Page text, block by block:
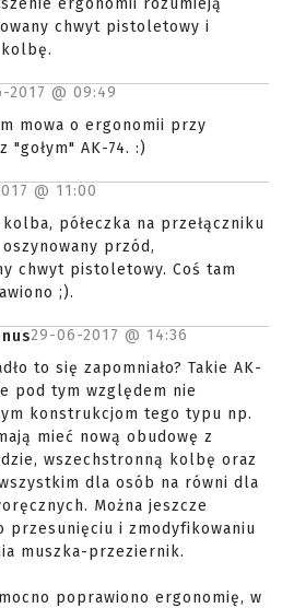
ergonomii rozumieją
chwyt pistoletowy i
2017 @ 09:49
mowa o ergonomii przy
"gołym" AK-74. :)
@ 11:00
półeczka na przełączniku
przód,
chwyt pistoletowy. Coś tam
;).
29-06-2017 @ 14:36
to się zapomniało? Takie AK-
pod tym względem nie
konstrukcjom tego typu np.
mieć nową obudowę z
wszechstronną kolbę oraz
dla osób na równi dla
Można jeszcze
przesunięciu i zmodyfikowaniu
muszka-przeziernik.
poprawiono ergonomię, w